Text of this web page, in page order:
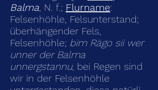
Balma, N. f.; Flurname:
Felsenhöhle, Felsunter­stand;
überhängender Fels,
Felsenhöhle; bim Rägo sii wer
unner der Balma
unnergstannu, bei Regen sind
wir in der Felsenhöhle